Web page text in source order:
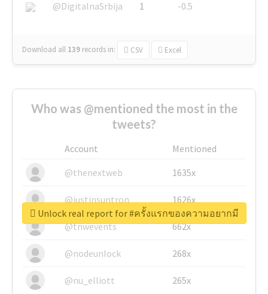
@DigitalnaSrbija
1 -0.5
Download all 139 records in: CSV Excel
Who was @mentioned the most in the
tweets?
Account
Mentioned
@thenextweb
1635x
@justinsuntron 1626x
@tnwevents 662x
@nodeunlock 268x
@nu_elliott 265x
Unlock real report for #ครั้งแรกของความอยากมี